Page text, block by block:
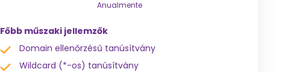
Anualmente
Főbb műszaki jellemzők
Domain ellenőrzésű tanúsítvány
Wildcard (*-os) tanúsítvány